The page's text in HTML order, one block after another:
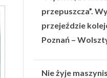
przepuszcza”.
przejeździe
Poznań –
Nie żyje